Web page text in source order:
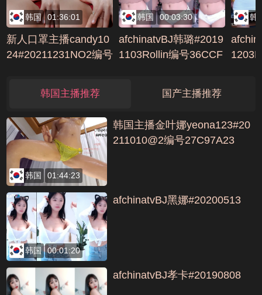
韩国 01:36:01
新人口罩主播candy10
24#20211231NO2编号
韩国 00:03:30
afchinatvBJ韩璐#2019
1103Rollin编号36CCF
韩
韩国主播推荐 国产主播推荐
韩国 01:44:23
韩国主播金叶娜yeona123#20
211010@2编号27C97A23
韩国 00:01:20
afchinatvBJ黑娜#20200513
afchinatvBJ孝卡#20190808